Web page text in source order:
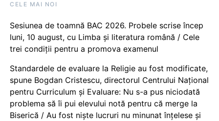
CELE MAI NOI
Sesiunea de toamnă BAC 2026. Probele scrise încep
luni, 10 august, cu Limba și literatura română / Cele
trei condiții pentru a promova examenul
Standardele de evaluare la Religie au fost modificate,
spune Bogdan Cristescu, directorul Centrului Național
pentru Curriculum și Evaluare: Nu s-a pus niciodată
problema să îi pui elevului notă pentru că merge la
Biserică / Au fost niște lucruri nu minunat înțelese și